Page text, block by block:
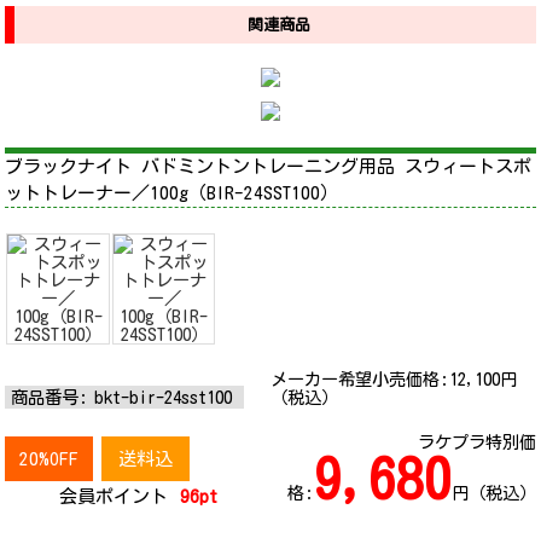
関連商品
ブラックナイト バドミントントレーニング用品 スウィートスポ
ットトレーナー／100g（BIR-24SST100）
商品番号: bkt-bir-24sst100
メーカー希望小売価格: 12,100円
（税込）
20%OFF 送料込
会員ポイント 96pt
ラケプラ特別価
格: 9,680円（税込）